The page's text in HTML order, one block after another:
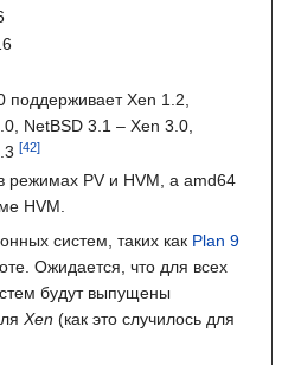
поддерживает Xen 1.2,
NetBSD 3.1 – Xen 3.0,
режимах PV и HVM, а amd64
HVM.
систем, таких как Plan 9
Ожидается, что для всех
будут выпущены
Xen (как это случилось для